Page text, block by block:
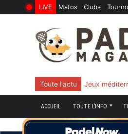
LIVE Matos Clubs
Toute l'actu Chingotto,
ACCUEIL TOUTE L’INFO